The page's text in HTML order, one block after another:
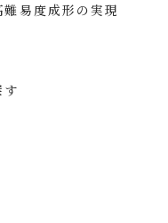
易度成形の実現